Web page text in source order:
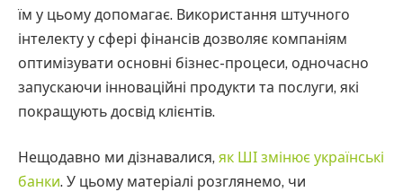
їм у цьому допомагає. Використання штучного
інтелекту у сфері фінансів дозволяє компаніям
оптимізувати основні бізнес-процеси, одночасно
запускаючи інноваційні продукти та послуги, які
покращують досвід клієнтів.
Нещодавно ми дізнавалися, як ШІ змінює українські
банки. У цьому матеріалі розглянемо, чи